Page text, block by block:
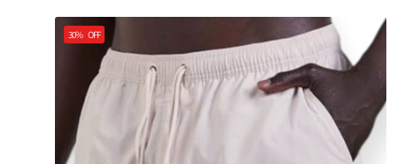
30% OFF